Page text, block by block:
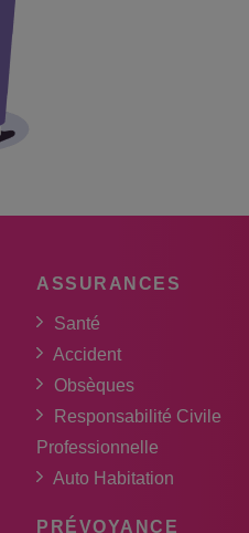
ASSURANCES
Santé
Accident
Obsèques
Responsabilité Civile
Professionnelle
Auto Habitation
PRÉVOYANCE